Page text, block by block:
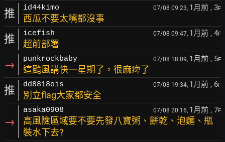
推 id44kimo 07/08 09:23, 1月前 , 3F
西瓜不要太嘴都沒事
推 icefish 07/08 09:47, 1月前 , 4F
超前部署
→ punkrockbaby 07/08 18:09, 1月前 , 5F
這颱風講快一星期了，很麻痺了
推 dd8818ois 07/08 19:34, 1月前 , 6F
別立flag大家都安全
→
asaka0908 07/08 20:16, 1月前 , 7F
高風險區域要不要先發八寶粥、餅乾、泡麵、瓶
裝水下去?